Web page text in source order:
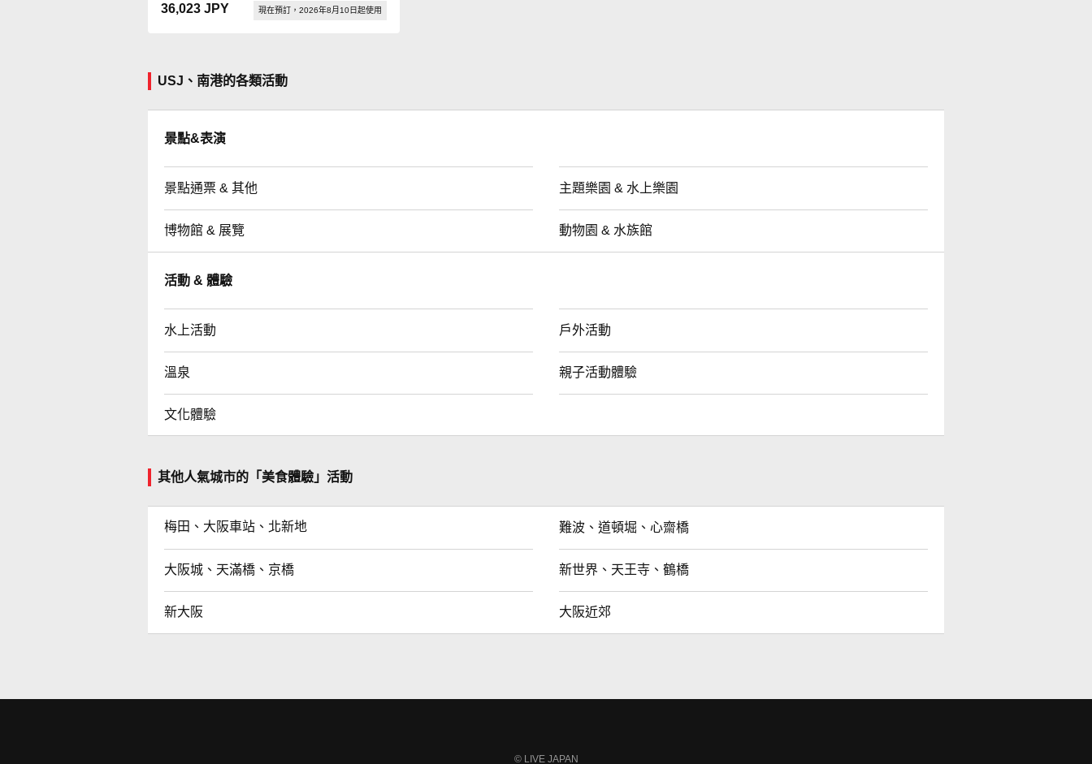
36,023 JPY 現在預訂，2026年8月10日起使用
USJ、南港的各類活動
景點&表演
景點通票 & 其他 主題樂園 & 水上樂園
博物館 & 展覽 動物園 & 水族館
活動 & 體驗
水上活動 戶外活動
溫泉 親子活動體驗
文化體驗
其他人氣城市的「美食體驗」活動
梅田、大阪車站、北新地 難波、道頓堀、心齋橋
大阪城、天滿橋、京橋 新世界、天王寺、鶴橋
新大阪 大阪近郊
©LIVE JAPAN